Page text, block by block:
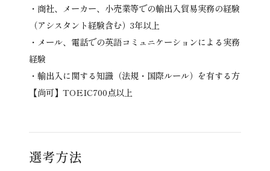
・商社、メーカー、小売業等での輸出入貿易実務の経験
（アシスタント経験含む）3年以上
・メール、電話での英語コミュニケーションによる実務
経験
・輸出入に関する知識（法規・国際ルール）を有する方
【尚可】TOEIC700点以上
選考方法